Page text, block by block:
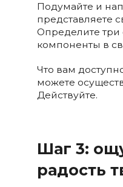
Подумайте и
представляете
Определите
компоненты в
Что вам
можете
Действуйте.
Шаг 3:
радость